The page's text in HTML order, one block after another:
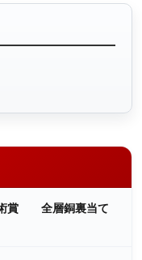
術賞 全層銅裏当て